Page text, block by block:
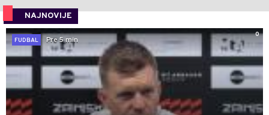
NAJNOVIJE
0
FUDBAL
Pre 5 min